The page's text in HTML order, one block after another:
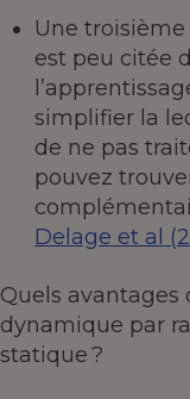
Une
est peu citée
simplifier la
de ne pas
pouvez
Delage et al
Quels avantages
dynamique par
statique ?